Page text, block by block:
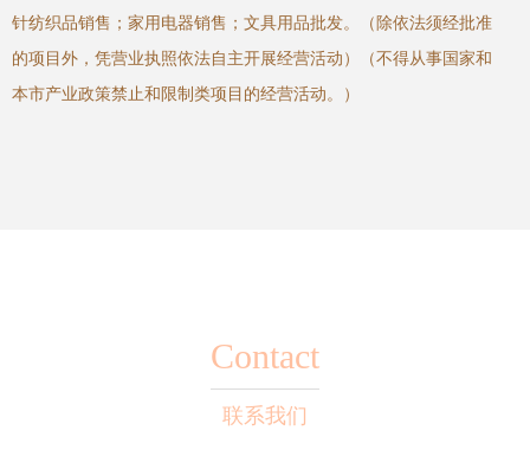
针纺织品销售；家用电器销售；文具用品批发。（除依法须经批准
的项目外，凭营业执照依法自主开展经营活动）（不得从事国家和
本市产业政策禁止和限制类项目的经营活动。）
Contact
联系我们